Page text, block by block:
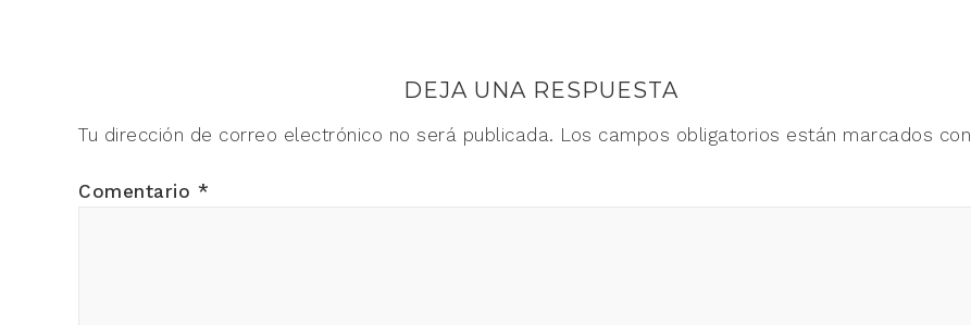
DEJA UNA RESPUESTA
Tu dirección de correo electrónico no será publicada. Los campos obligatorios están marcados con
Comentario *